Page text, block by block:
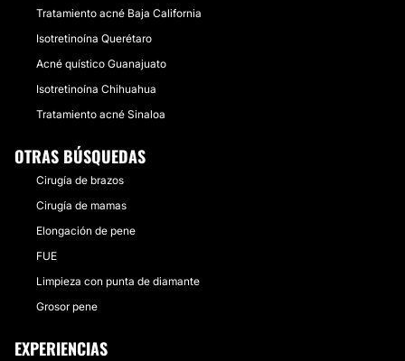
Tratamiento acné Baja California
Isotretinoína Querétaro
Acné quístico Guanajuato
Isotretinoína Chihuahua
Tratamiento acné Sinaloa
OTRAS BÚSQUEDAS
Cirugía de brazos
Cirugía de mamas
Elongación de pene
FUE
Limpieza con punta de diamante
Grosor pene
EXPERIENCIAS